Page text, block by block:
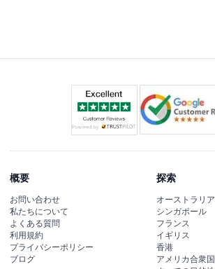
確認ください）。火曜は休業です。
概要
お問い合わせ
私たちについて
よくある質問
利用規約
プライバシーポリシー
ブログ
探索
オーストラリア
シンガポール
フランス
イギリス
香港
アメリカ合衆国